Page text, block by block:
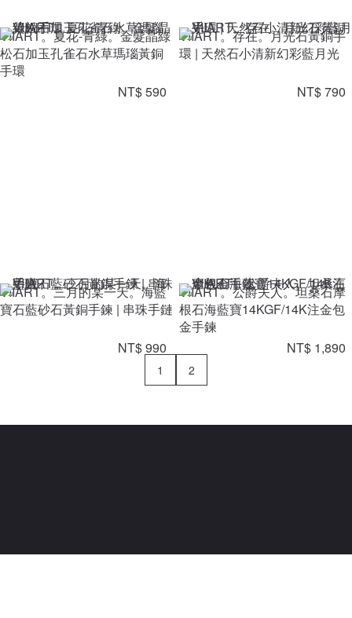
VIIART。夏花-青綠。金髮晶綠
松石加玉孔雀石水草瑪瑙黃銅
手環
NT$ 590
VIIART。存在。月光石黃銅手
環 | 天然石小清新幻彩藍月光
NT$ 790
VIIART。三月的某一天。海藍
寶石藍砂石黃銅手鍊 | 串珠手鏈
NT$ 990
VIIART。公爵夫人。坦桑石摩
根石海藍寶14KGF/14K注金包
金手鍊
NT$ 1,890
1 2